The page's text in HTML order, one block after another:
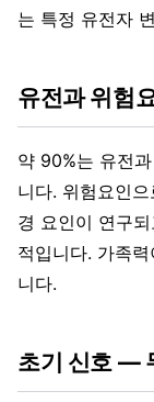
는 특정 유전자
유전과 위험
약 90%는 유전
니다. 위험요인
경 요인이 연구
적입니다. 가족
니다.
초기 신호 —